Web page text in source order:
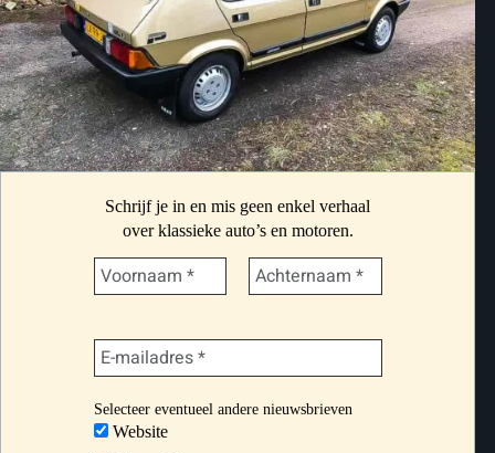
Schrijf je in en mis geen enkel verhaal
over klassieke auto’s en motoren.
Selecteer eventueel andere nieuwsbrieven
Website